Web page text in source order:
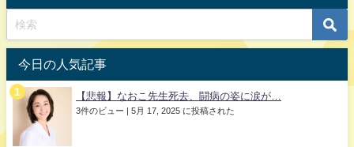
今日の人気記事
【悲報】なおこ先生死去、闘病の姿に涙が…
3件のビュー | 5月 17, 2025 に投稿された